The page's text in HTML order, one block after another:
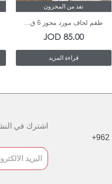
نفذ من المخزون
طقم لحاف مورد مجوز 6 ق...
85.00
JOD
قراءة المزيد
+962
اشترك في